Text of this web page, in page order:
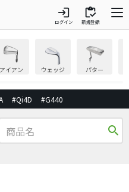
login
ログイン
inventory
新規登録
アイアン ウェッジ パター
#Qi4D #G440
search